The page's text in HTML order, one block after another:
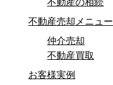
不動産売却メニュー
仲介売却
不動産買取
お客様実例